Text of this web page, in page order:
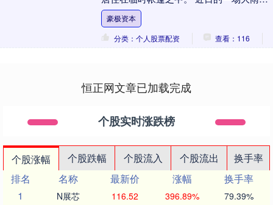
再次让当地民众陷入困境，暴雨与寒潮正
成为当地民众新....
豪极资本
分类：个人股票配资
查看：116
恒正网文章已加载完成
个股实时涨跌榜
个股涨幅 个股跌幅 个股流入 个股流出
换手率
排名
名称 最新价 涨幅
换手率
1
N展芯 116.52 396.89% 79.39%